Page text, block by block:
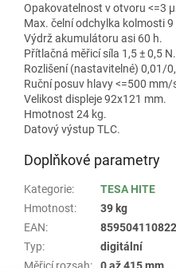
Opakovatelnost v otvoru <=3
Max. čelní odchylka kolmosti 9
Výdrž akumulátoru asi 60 h.
Přítlačná měřicí síla 1,5 ± 0,5 N.
Rozlišení (nastavitelné) 0,01/
Ruční posuv hlavy <=500 mm/
Velikost displeje 92x121 mm.
Hmotnost 24 kg.
Datový výstup TLC.
Doplňkové parametry
Kategorie:
TESA HITE
Hmotnost:
39 kg
EAN:
Typ:
digitální